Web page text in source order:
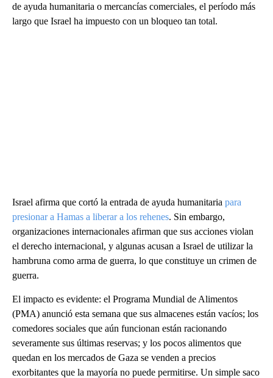
de ayuda humanitaria o mercancías comerciales, el período más
largo que Israel ha impuesto con un bloqueo tan total.
Israel afirma que cortó la entrada de ayuda humanitaria para
presionar a Hamas a liberar a los rehenes. Sin embargo,
organizaciones internacionales afirman que sus acciones violan
el derecho internacional, y algunas acusan a Israel de utilizar la
hambruna como arma de guerra, lo que constituye un crimen de
guerra.
El impacto es evidente: el Programa Mundial de Alimentos
(PMA) anunció esta semana que sus almacenes están vacíos; los
comedores sociales que aún funcionan están racionando
severamente sus últimas reservas; y los pocos alimentos que
quedan en los mercados de Gaza se venden a precios
exorbitantes que la mayoría no puede permitirse. Un simple saco